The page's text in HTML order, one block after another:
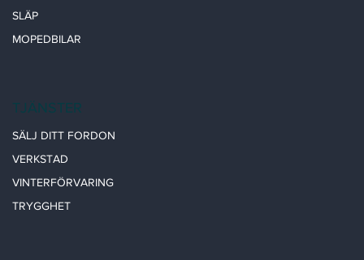
SLÄP
MOPEDBILAR
TJÄNSTER
SÄLJ DITT FORDON
VERKSTAD
VINTERFÖRVARING
TRYGGHET